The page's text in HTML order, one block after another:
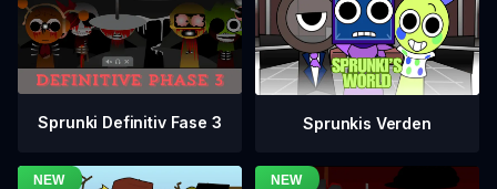
Sprunki Definitiv Fase 3 Sprunkis Verden